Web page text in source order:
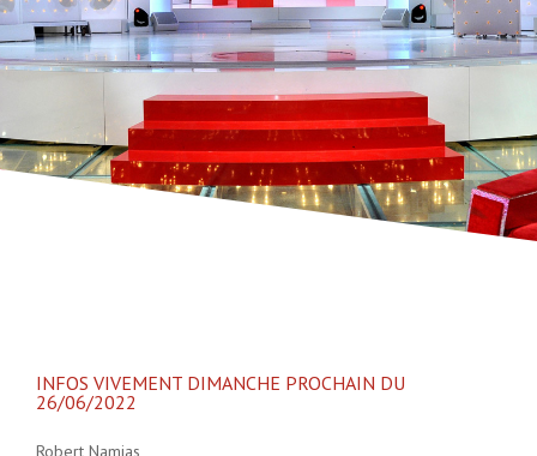
INFOS VIVEMENT DIMANCHE PROCHAIN DU
26/06/2022
Robert Namias